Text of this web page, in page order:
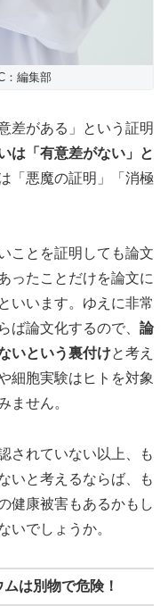
：編集部
差がある」という証明
は「有意差がない」と
「悪魔の証明」「消極
ことを証明しても論文
ったことだけを論文に
いいます。ゆえに非常
ば論文化するので、 論
いという裏付けと考え
細胞実験はヒトを対象
ません。
されていない以上、も
いと考えるならば、も
健康被害もあるかもし
いでしょうか。
は別物で危険！